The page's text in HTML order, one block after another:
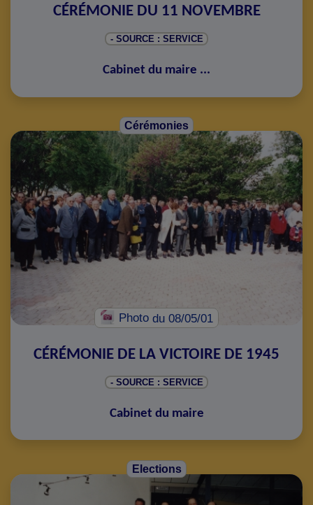
CÉRÉMONIE DU 11 NOVEMBRE
- SOURCE : SERVICE
Cabinet du maire ...
Cérémonies
Photo du 08/05/01
CÉRÉMONIE DE LA VICTOIRE DE 1945
- SOURCE : SERVICE
Cabinet du maire
Elections